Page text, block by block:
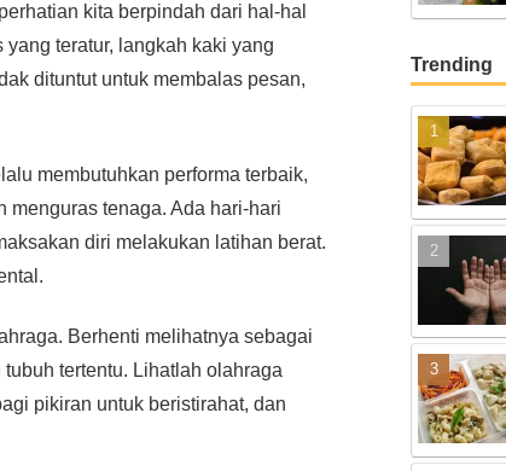
kita berpindah dari hal-hal
teratur, langkah kaki yang
dituntut untuk membalas pesan,
membutuhkan performa terbaik,
menguras tenaga. Ada hari-hari
diri melakukan latihan berat.
Berhenti melihatnya sebagai
tertentu. Lihatlah olahraga
pikiran untuk beristirahat, dan
Trending